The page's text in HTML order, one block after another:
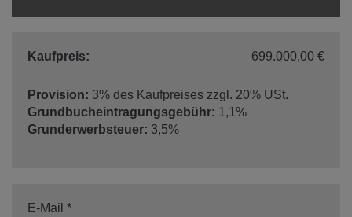
Kaufpreis: 699.000,00 €
Provision: 3% des Kaufpreises zzgl. 20% USt.
Grundbucheintragungsgebühr: 1,1%
Grunderwerbsteuer: 3,5%
E-Mail